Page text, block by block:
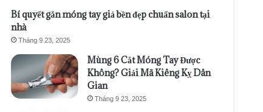
Bí quyết gắn móng tay giả bền đẹp chuẩn salon tại
nhà
Tháng 9 23, 2025
Mùng 6 Cắt Móng Tay Được
Không? Giải Mã Kiêng Kỵ Dân
Gian
Tháng 9 23, 2025